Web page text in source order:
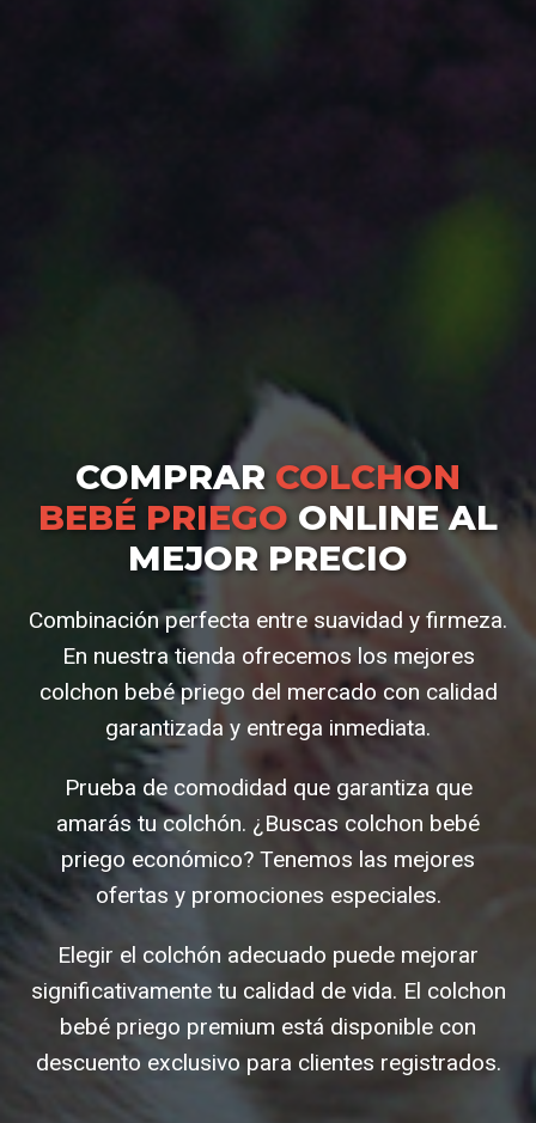
COMPRAR COLCHON
BEBÉ PRIEGO ONLINE AL
MEJOR PRECIO
Combinación perfecta entre suavidad y firmeza.
En nuestra tienda ofrecemos los mejores
colchon bebé priego del mercado con calidad
garantizada y entrega inmediata.
Prueba de comodidad que garantiza que
amarás tu colchón. ¿Buscas colchon bebé
priego económico? Tenemos las mejores
ofertas y promociones especiales.
Elegir el colchón adecuado puede mejorar
significativamente tu calidad de vida. El colchon
bebé priego premium está disponible con
descuento exclusivo para clientes registrados.